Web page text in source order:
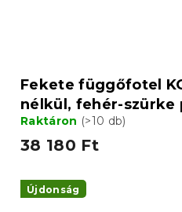
Fekete függőfotel
nélkül, fehér-szürke
Raktáron (>10 db)
38 180 Ft
Újdonság